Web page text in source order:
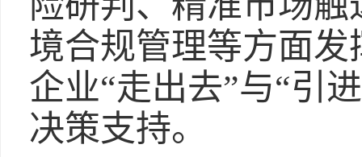
境合规管理等方面
企业“走出去”与“引
决策支持。